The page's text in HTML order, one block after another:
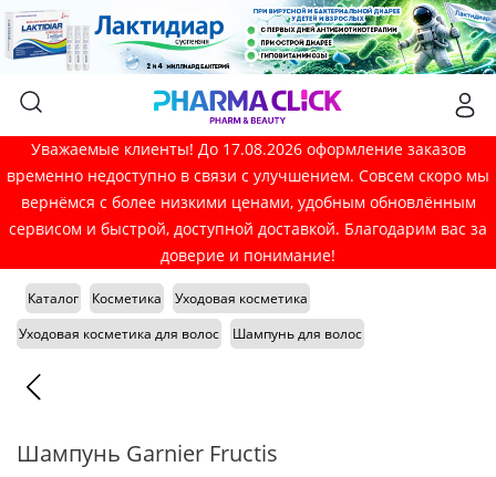
Уважаемые клиенты! До 17.08.2026 оформление заказов
временно недоступно в связи с улучшением. Совсем скоро мы
вернёмся с более низкими ценами, удобным обновлённым
сервисом и быстрой, доступной доставкой. Благодарим вас за
доверие и понимание!
Каталог Косметика
Уходовая косметика
Уходовая косметика для волос
Шампунь для волос
Шампунь Garnier Fructis